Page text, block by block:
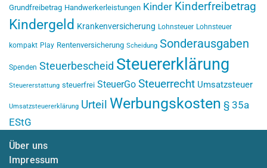
Grundfreibetrag Handwerkerleistungen Kinder Kinderfreibetrag
Kindergeld Krankenversicherung Lohnsteuer Lohnsteuer
kompakt Play Rentenversicherung Scheidung Sonderausgaben
Spenden Steuerbescheid Steuererklärung
Steuererstattung steuerfrei SteuerGo Steuerrecht Umsatzsteuer
Umsatzsteuererklärung Urteil Werbungskosten § 35a
EStG
Über uns
Impressum